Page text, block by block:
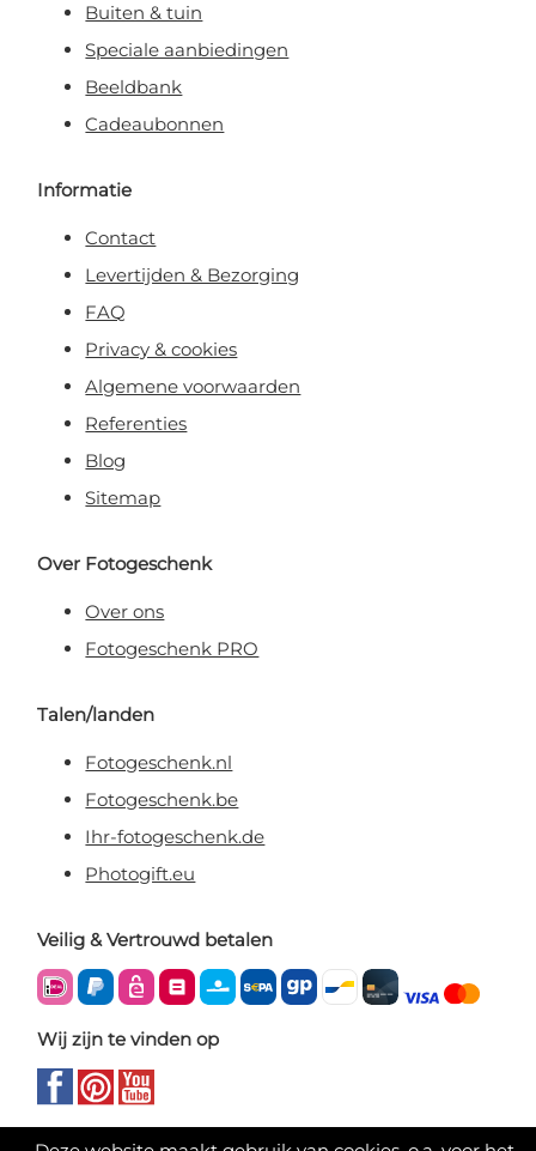
Buiten & tuin
Speciale aanbiedingen
Beeldbank
Cadeaubonnen
Informatie
Contact
Levertijden & Bezorging
FAQ
Privacy & cookies
Algemene voorwaarden
Referenties
Blog
Sitemap
Over Fotogeschenk
Over ons
Fotogeschenk PRO
Talen/landen
Fotogeschenk.nl
Fotogeschenk.be
Ihr-fotogeschenk.de
Photogift.eu
Veilig & Vertrouwd betalen
Wij zijn te vinden op